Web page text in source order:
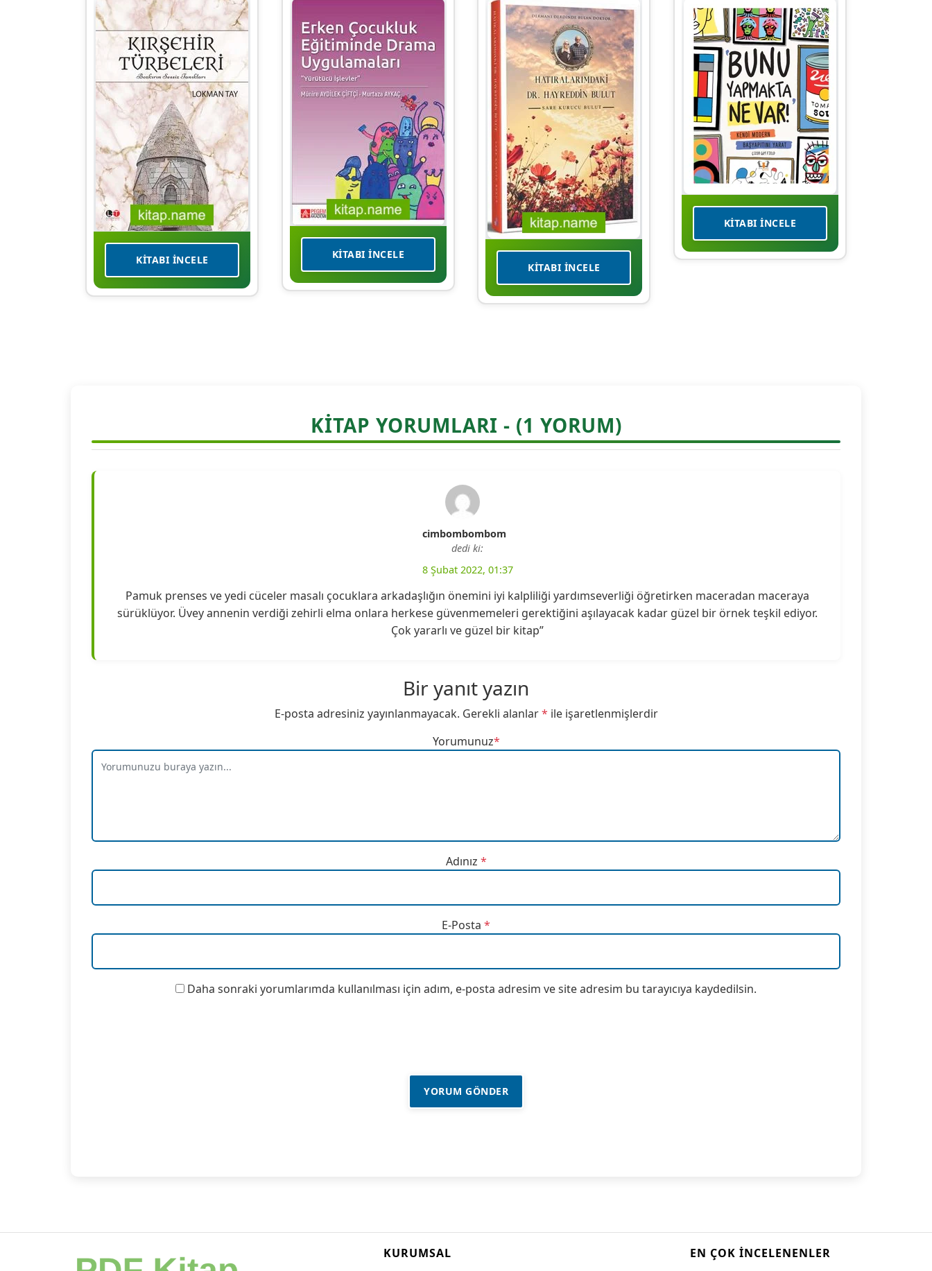
KITABI İNCELE KITABI İNCELE
KITABI İNCELE
KITABI İNCELE
KITAP YORUMLARI - (1 YORUM)
cimbombombom
dedi ki:
8 Şubat 2022, 01:37
Pamuk prenses ve yedi cüceler masalı çocuklara arkadaşlığın önemini iyi kalpliliği yardımseverliği öğretirken maceradan maceraya
sürüklüyor. Üvey annenin verdiği zehirli elma onlara herkese güvenmemeleri gerektiğini aşılayacak kadar güzel bir örnek teşkil ediyor.
Çok yararlı ve güzel bir kitap”
Bir yanıt yazın
E-posta adresiniz yayınlanmayacak. Gerekli alanlar* ile işaretlenmişlerdir
Yorumunuz*
Adınız *
E-Posta *
Daha sonraki yorumlarımda kullanılması için adım, e-posta adresim ve site adresim bu tarayıcıya kaydedilsin.
KURUMSAL EN ÇOK İNCELENENLER